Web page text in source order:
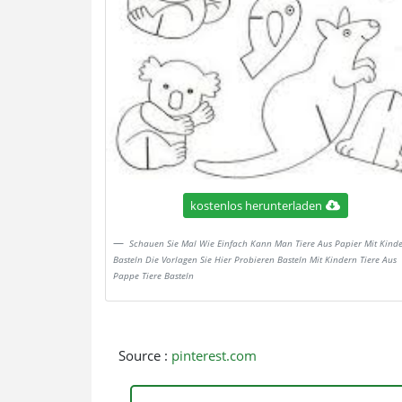
kostenlos herunterladen
Schauen Sie Mal Wie Einfach Kann Man Tiere Aus Papier Mit
Basteln Die Vorlagen Sie Hier Probieren Basteln Mit Kindern Tiere Aus
Pappe Tiere Basteln
Source : pinterest.com